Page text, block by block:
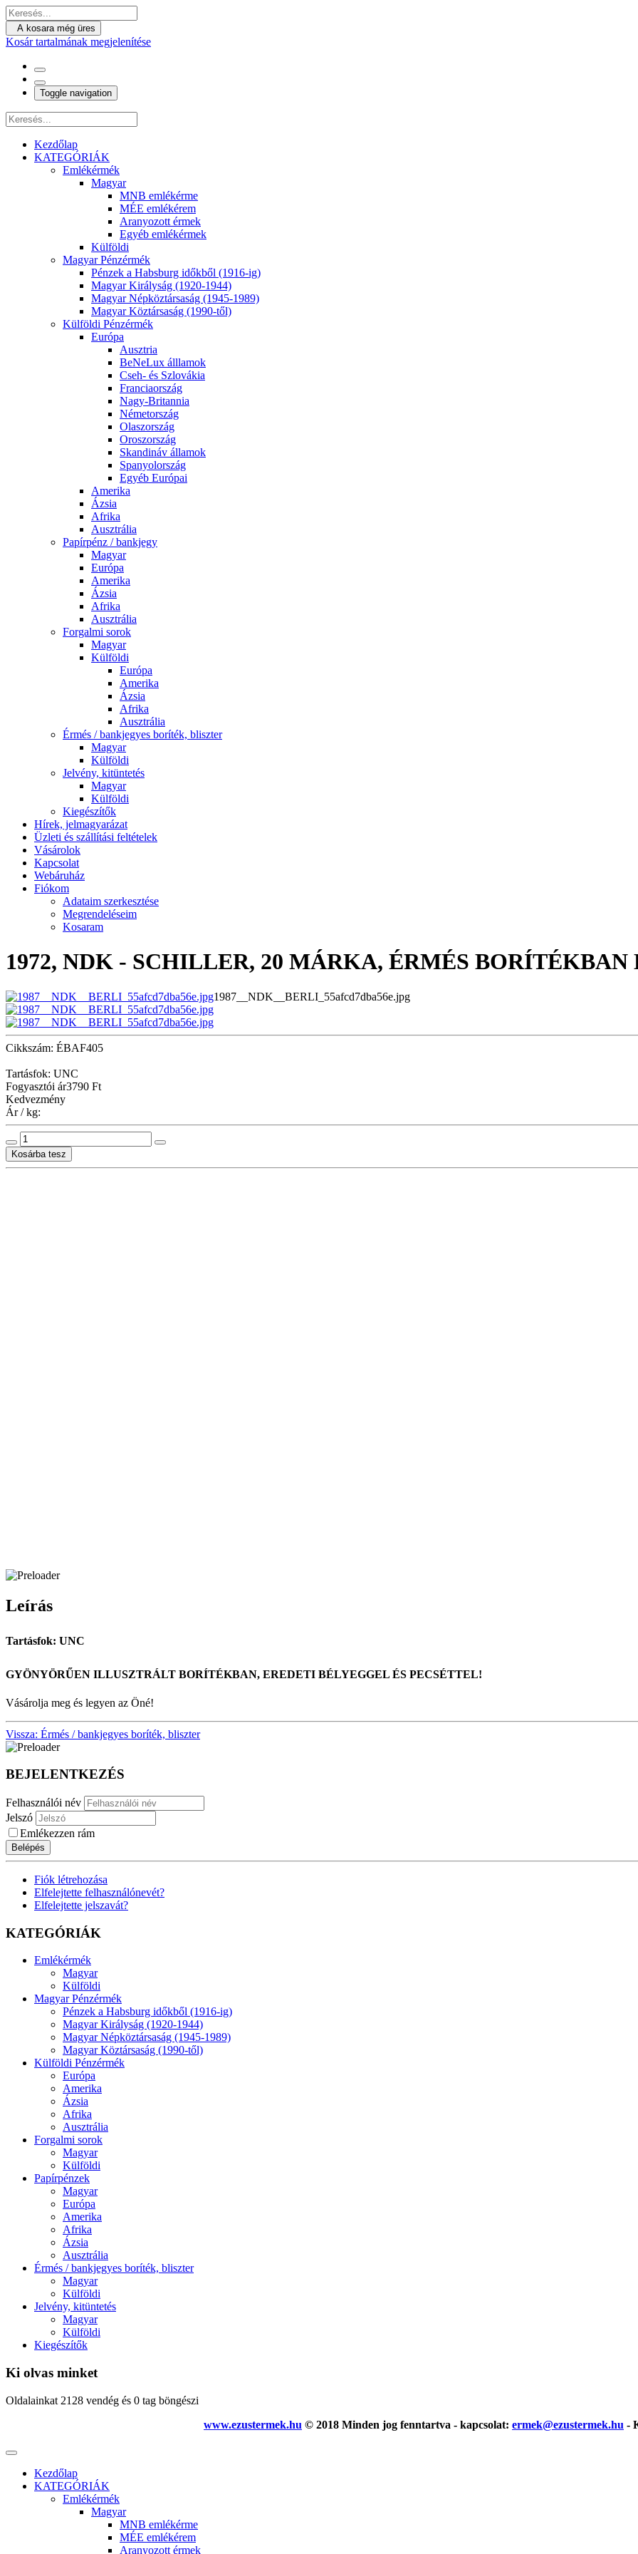
A kosara még üres
Kosár tartalmának megjelenítése
Toggle navigation
Kezdőlap
KATEGÓRIÁK
Emlékérmék
Magyar
MNB emlékérme
MÉE emlékérem
Aranyozott érmek
Egyéb emlékérmek
Külföldi
Magyar Pénzérmék
Pénzek a Habsburg időkből (1916-ig)
Magyar Királyság (1920-1944)
Magyar Népköztársaság (1945-1989)
Magyar Köztársaság (1990-től)
Külföldi Pénzérmék
Európa
Ausztria
BeNeLux álllamok
Cseh- és Szlovákia
Franciaország
Nagy-Britannia
Németország
Olaszország
Oroszország
Skandináv államok
Spanyolország
Egyéb Európai
Amerika
Ázsia
Afrika
Ausztrália
Papírpénz / bankjegy
Magyar
Európa
Amerika
Ázsia
Afrika
Ausztrália
Forgalmi sorok
Magyar
Külföldi
Európa
Amerika
Ázsia
Afrika
Ausztrália
Érmés / bankjegyes boríték, bliszter
Magyar
Külföldi
Jelvény, kitüntetés
Magyar
Külföldi
Kiegészítők
Hírek, jelmagyarázat
Üzleti és szállítási feltételek
Vásárolok
Kapcsolat
Webáruház
Fiókom
Adataim szerkesztése
Megrendeléseim
Kosaram
1972, NDK - SCHILLER, 20 MÁRKA, ÉRMÉS BORÍTÉKBAN
1987__NDK__BERLI_55afcd7dba56e.jpg
Cikkszám: ÉBAF405
Tartásfok: UNC
Fogyasztói ár3790 Ft
Kedvezmény
Ár / kg:
Leírás
Tartásfok: UNC
GYÖNYÖRŰEN ILLUSZTRÁLT BORÍTÉKBAN, EREDETI BÉLYEGGEL ÉS PECSÉTTEL!
Vásárolja meg és legyen az Öné!
Vissza: Érmés / bankjegyes boríték, bliszter
BEJELENTKEZÉS
Felhasználói név
Jelszó
Emlékezzen rám
Belépés
Fiók létrehozása
Elfelejtette felhasználónevét?
Elfelejtette jelszavát?
KATEGÓRIÁK
Emlékérmék
Magyar
Külföldi
Magyar Pénzérmék
Pénzek a Habsburg időkből (1916-ig)
Magyar Királyság (1920-1944)
Magyar Népköztársaság (1945-1989)
Magyar Köztársaság (1990-től)
Külföldi Pénzérmék
Európa
Amerika
Ázsia
Afrika
Ausztrália
Forgalmi sorok
Magyar
Külföldi
Papírpénzek
Magyar
Európa
Amerika
Afrika
Ázsia
Ausztrália
Érmés / bankjegyes boríték, bliszter
Magyar
Külföldi
Jelvény, kitüntetés
Magyar
Külföldi
Kiegészítők
Ki olvas minket
Oldalainkat 2128 vendég és 0 tag böngészi
www.ezustermek.hu © 2018 Minden jog fenntartva - kapcsolat: ermek@ezustermek.hu -
Kezdőlap
KATEGÓRIÁK
Emlékérmék
Magyar
MNB emlékérme
MÉE emlékérem
Aranyozott érmek